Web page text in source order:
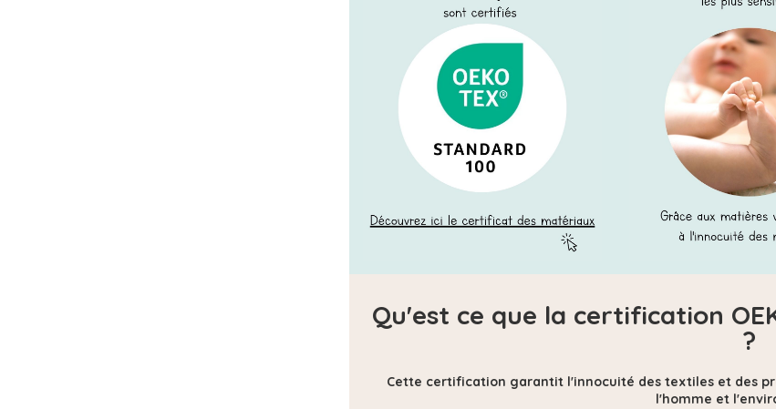
Qu'est ce que la certification
?
Cette certification garantit l'innocuité des textiles et des
l'homme et